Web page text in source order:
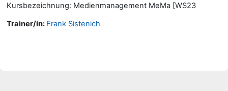
Kursbezeichnung: Medienmanagement MeMa [WS23
Trainer/in: Frank Sistenich